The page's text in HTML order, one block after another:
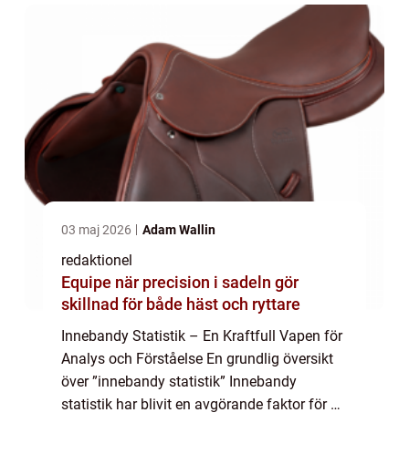
03 maj 2026 Adam Wallin
redaktionel
Equipe när precision i sadeln gör
skillnad för både häst och ryttare
Innebandy Statistik – En Kraftfull Vapen för
Analys och Förståelse En grundlig översikt
över ”innebandy statistik” Innebandy
statistik har blivit en avgörande faktor för att